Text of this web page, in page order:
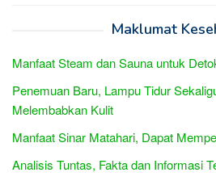
Maklumat
Manfaat Steam dan Sauna untuk
Penemuan Baru, Lampu Tidur
Melembabkan Kulit
Manfaat Sinar Matahari, Dapat
Analisis Tuntas, Fakta dan Informasi